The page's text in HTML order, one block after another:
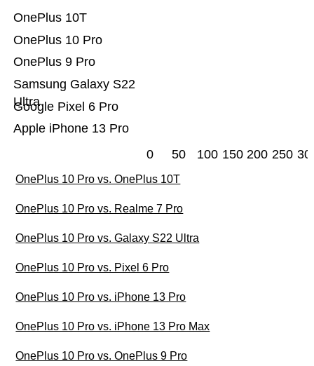
Apple iPhone 13 Pro
Google Pixel 6 Pro
Samsung Galaxy S22
Ultra
OnePlus 9 Pro
OnePlus 10 Pro
OnePlus 10T
0 50 100 150 200 250
OnePlus 10 Pro vs. OnePlus 10T
OnePlus 10 Pro vs. Realme 7 Pro
OnePlus 10 Pro vs. Galaxy S22 Ultra
OnePlus 10 Pro vs. Pixel 6 Pro
OnePlus 10 Pro vs. iPhone 13 Pro
OnePlus 10 Pro vs. iPhone 13 Pro Max
OnePlus 10 Pro vs. OnePlus 9 Pro